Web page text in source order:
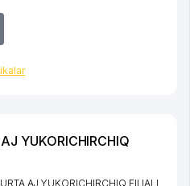
YUKORICHIRCHIQ
AJ YUKORICHIRCHIQ FILIALI